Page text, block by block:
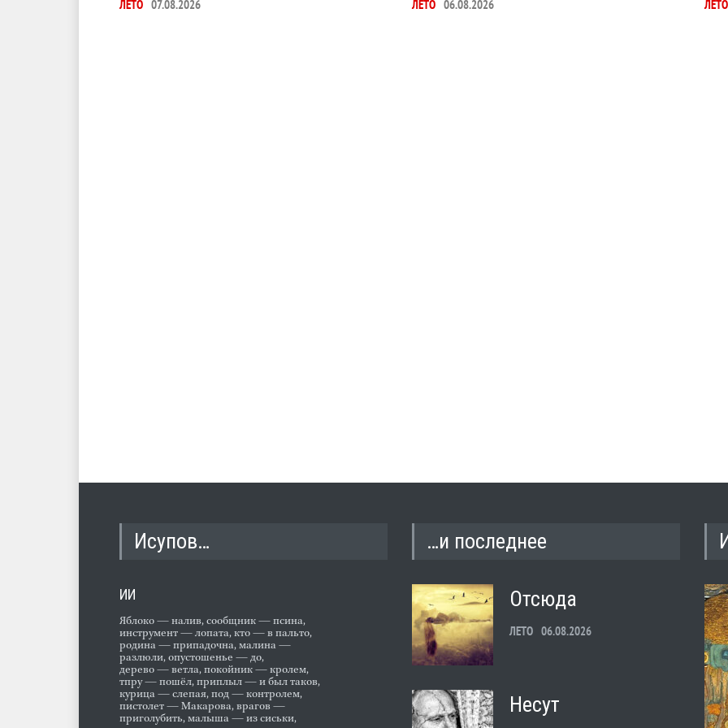
ЛЕТО 07.08.2026 ЛЕТО 06.08.2026 ЛЕТО
Исупов…
ИИ
Яблоко — налив, сообщник — псина,
инструмент — лопата, кто — в пальто,
родина — припадочна, малина —
разлюли, опустошенье — до,
дерево — ветла, покойник — кролем,
тпру — пошёл, приплыл — и был таков,
курица — слепая, под — контролем,
пистолет — Макарова, врагов —
приголубить, малыша — из сиськи,
…и последнее
Отсюда
ЛЕТО 06.08.2026
Несут